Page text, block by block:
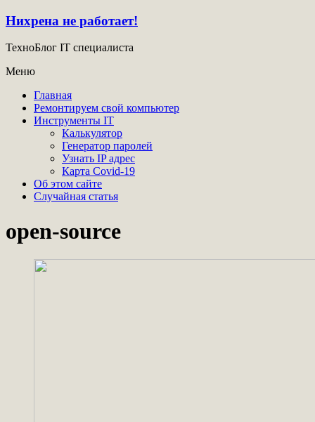
Нихрена не работает!
ТехноБлог IT специалиста
Меню
Главная
Ремонтируем свой компьютер
Инструменты IT
Калькулятор
Генератор паролей
Узнать IP адрес
Карта Covid-19
Об этом сайте
Случайная статья
open-source